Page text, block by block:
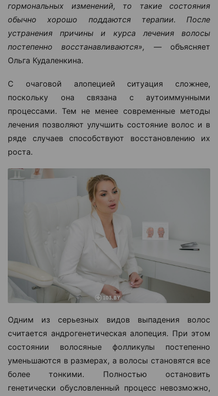
гормональных изменений, то такие состояния
обычно хорошо поддаются терапии. После
устранения причины и курса лечения волосы
постепенно восстанавливаются», —объясняет
Ольга Кудаленкина.
С очаговой алопецией ситуация сложнее,
поскольку она связана с аутоиммунными
процессами. Тем не менее современные методы
лечения позволяют улучшить состояние волос и в
ряде случаев способствуют восстановлению их
роста.
Одним из серьезных видов выпадения волос
считается андрогенетическая алопеция. При этом
состоянии волосяные фолликулы постепенно
уменьшаются в размерах, а волосы становятся все
более тонкими. Полностью остановить
генетически обусловленный процесс невозможно,